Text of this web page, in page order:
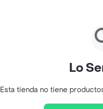
Lo
Esta tienda no tiene